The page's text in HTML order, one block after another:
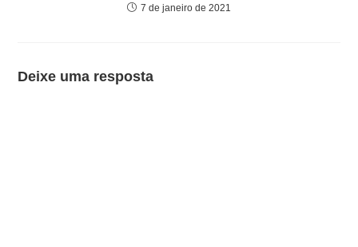
7 de janeiro de 2021
Deixe uma resposta